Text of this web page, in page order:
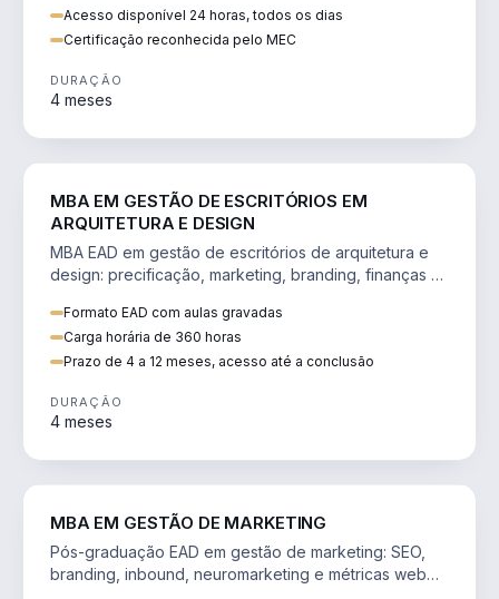
Acesso disponível 24 horas, todos os dias
Certificação reconhecida pelo MEC
DURAÇÃO
4 meses
MBA EM GESTÃO DE ESCRITÓRIOS EM
ARQUITETURA E DESIGN
MBA EAD em gestão de escritórios de arquitetura e
design: precificação, marketing, branding, finanças e
Formato EAD com aulas gravadas
Carga horária de 360 horas
Prazo de 4 a 12 meses, acesso até a conclusão
DURAÇÃO
4 meses
MBA EM GESTÃO DE MARKETING
Pós-graduação EAD em gestão de marketing: SEO,
branding, inbound, neuromarketing e métricas web